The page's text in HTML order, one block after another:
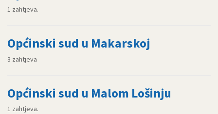
1 zahtjeva.
Općinski sud u Makarskoj
3 zahtjeva
Općinski sud u Malom Lošinju
1 zahtjeva.